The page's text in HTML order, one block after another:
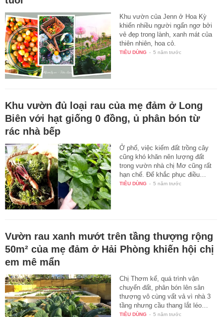
Khu vườn của Jenn ở Hoa Kỳ
khiến nhiều người ngẩn ngơ bởi
vẻ đẹp trong lành, xanh mát của
thiên nhiên, hoa cỏ.
TIÊU DÙNG - 5 năm trước
Khu vườn đủ loại rau của mẹ đảm ở Long
Biên với hạt giống 0 đồng, ủ phân bón từ
rác nhà bếp
Ở phố, việc kiếm đất trồng cây
cũng khó khăn nên lượng đất
trong vườn nhà chị Mơ cũng rất
hạn chế. Để khắc phục điều…
TIÊU DÙNG - 5 năm trước
Vườn rau xanh mướt trên tầng thượng rộng
50m² của mẹ đảm ở Hải Phòng khiến hội chị
em mê mẩn
Chị Thơm kể, quá trình vận
chuyển đất, phân bón lên sân
thượng vô cùng vất vả vì nhà 3
tầng nhưng cầu thang lắt léo…
TIÊU DÙNG - 5 năm trước